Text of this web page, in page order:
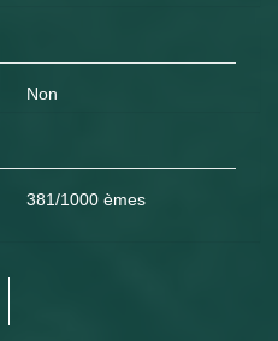
Non
381/1000 èmes